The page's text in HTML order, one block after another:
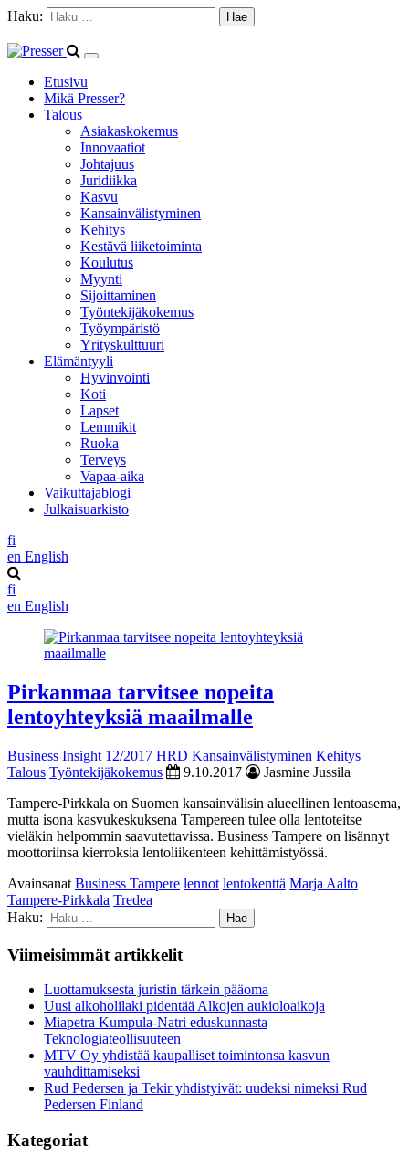
Haku:
Etusivu
Mikä Presser?
Talous
Asiakaskokemus
Innovaatiot
Johtajuus
Juridiikka
Kasvu
Kansainvälistyminen
Kehitys
Kestävä liiketoiminta
Koulutus
Myynti
Sijoittaminen
Työntekijäkokemus
Työympäristö
Yrityskulttuuri
Elämäntyyli
Hyvinvointi
Koti
Lapset
Lemmikit
Ruoka
Terveys
Vapaa-aika
Vaikuttajablogi
Julkaisuarkisto
fi
en English
fi
en English
Pirkanmaa tarvitsee nopeita
lentoyhteyksiä maailmalle
Business Insight 12/2017 HRD Kansainvälistyminen Kehitys
Talous Työntekijäkokemus 9.10.2017
Jasmine Jussila
Tampere-Pirkkala on Suomen kansainvälisin alueellinen lentoasema,
mutta isona kasvukeskuksena Tampereen tulee olla lentoteitse
vieläkin helpommin saavutettavissa. Business Tampere on lisännyt
moottoriinsa kierroksia lentoliikenteen kehittämistyössä.
Avainsanat Business Tampere lennot lentokenttä Marja Aalto
Tampere-Pirkkala Tredea
Haku:
Viimeisimmät artikkelit
Luottamuksesta juristin tärkein pääoma
Uusi alkoholilaki pidentää Alkojen aukioloaikoja
Miapetra Kumpula-Natri eduskunnasta
Teknologiateollisuuteen
MTV Oy yhdistää kaupalliset toimintonsa kasvun
vauhdittamiseksi
Rud Pedersen ja Tekir yhdistyivät: uudeksi nimeksi Rud
Pedersen Finland
Kategoriat